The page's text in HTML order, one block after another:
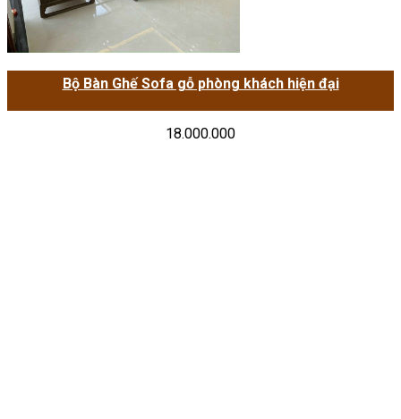
Bộ Bàn Ghế Sofa gỗ phòng khách hiện đại
18.000.000